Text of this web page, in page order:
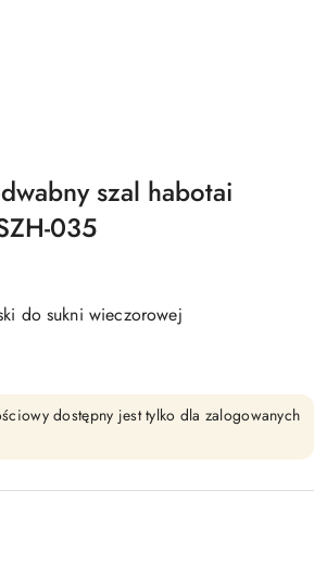
szal habotai
035
do sukni wieczorowej
dostępny jest tylko dla zalogowanych